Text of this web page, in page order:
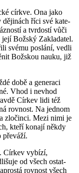
církve. Ona jako
dě­ji­nách říci své ka­te­
a tvr­dos­tí vůči
Bož­ský Za­kla­da­tel.
svému po­slá­ní, vedli
Bož­skou nauku, již
době a ge­ne­ra­ci
Vhod i ne­vhod
Cír­kev lidi též
rov­nost. Na jed­nom
zlo­čin­ci. Mezi nimi je
kteří ko­na­jí někdy
pře­vá­ží.
Cír­kev vy­bí­zí,
od všech ostat­
rov­nost všech